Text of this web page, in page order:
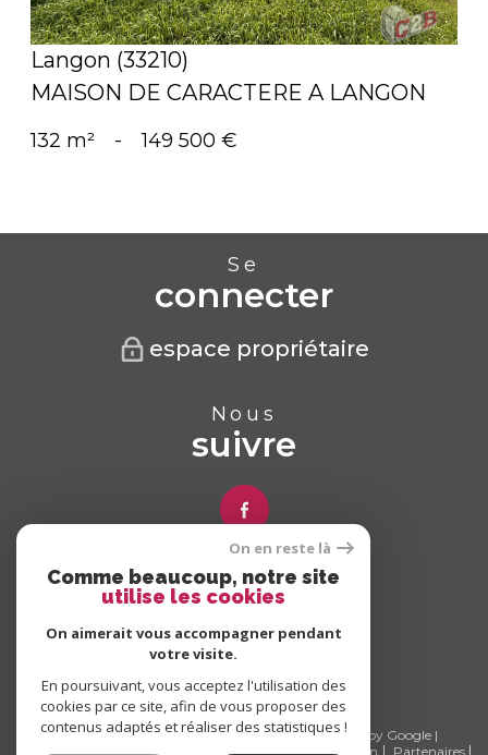
Langon (33210)
MAISON DE CARACTERE A LANGON
132 m² - 149 500 €
Se
connecter
espace propriétaire
Nous
suivre
Nous
adhérons
© 2026 | Tous droits réservés | Traduction powered by Google |
Nos honoraires
Plan du site Mentions légales Admin Partenaires
On en reste là
Comme beaucoup, notre site
utilise les cookies
On aimerait vous accompagner pendant
votre visite.
En poursuivant, vous acceptez l'utilisation des
cookies par ce site, afin de vous proposer des
contenus adaptés et réaliser des statistiques !